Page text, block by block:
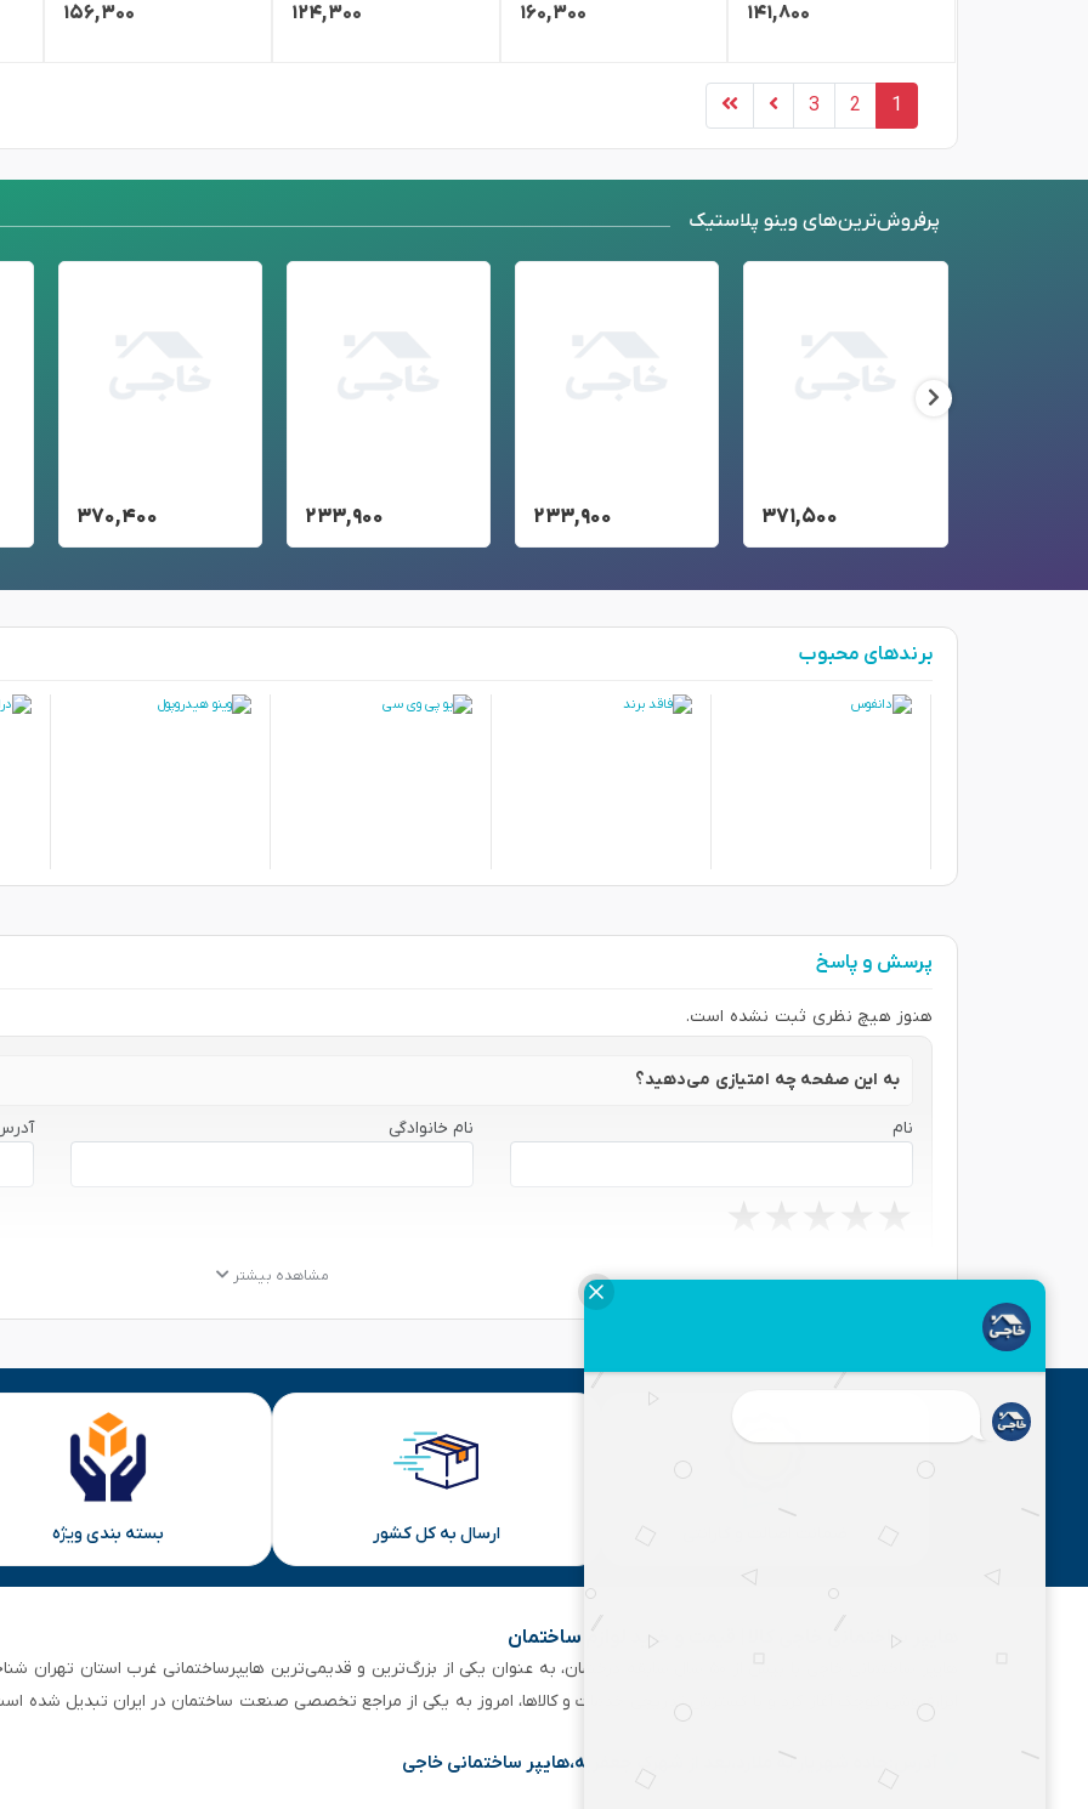
۱۴۱,۸۰۰ ۱۶۰,۳۰۰ ۱۲۴,۳۰۰ ۱۵۶,۳۰۰
1
2
3
پرفروش‌ترین‌های وینو پلاستیک
۳۷۱,۵۰۰ ۲۳۳,۹۰۰ ۲۳۳,۹۰۰ ۳۷۰,۴۰۰
برندهای محبوب
پرسش و پاسخ
هنوز هیچ نظری ثبت نشده است.
به این صفحه چه امتیازی می‌دهید؟
نام نام خانوادگی
★★
★ ★
★
★ ★
★
★
★ ★
★
★
★
★
مشاهده بیشتر
ارسال به کل کشور بسته بندی ویژه
هایپر ساختمانی خاجی‌ کالا | قیمت و خرید لوازم ساختمان
هایپر ساختمانی خاجی‌ با بیش از ۵۰ سال سابقه‌ درخشان، به عنوان یکی از بزرگ‌ترین و قدیمی‌ترین هایپرساختمانی‌ غرب
ابزارفروشی کوچک آغاز کرد و با گسترش تدریجی خدمات و کالاها، امروز به یکی از مراجع تخصصی صنعت ساختمان در ایران تبدیل شده
آدرس:جاده شهریار به ملارد،بعد از شهرک جعفریه،هایپر ساختمانی خاجی